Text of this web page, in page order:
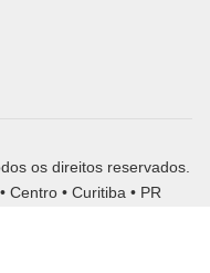
os direitos reservados.
Centro • Curitiba • PR